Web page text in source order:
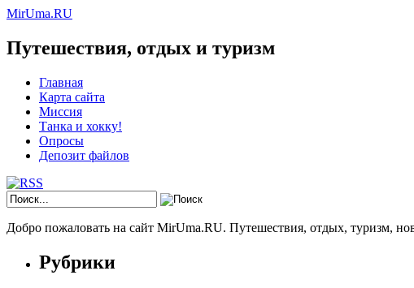
MirUma.RU
Путешествия, отдых и туризм
Главная
Карта сайта
Миссия
Танка и хокку!
Опросы
Депозит файлов
Добро пожаловать на сайт MirUma.RU. Путешествия, отдых, туризм,
Рубрики